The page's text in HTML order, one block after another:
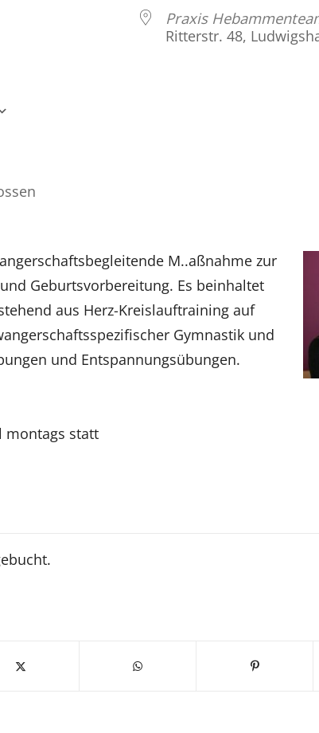
Praxis
Ritterstr. 48,
M..aßnahme zur
Geburtsvorbereitung. Es beinhaltet
aus Herz-Kreislauftraining auf
Gymnastik und
und Entspannungsübungen.
montags statt